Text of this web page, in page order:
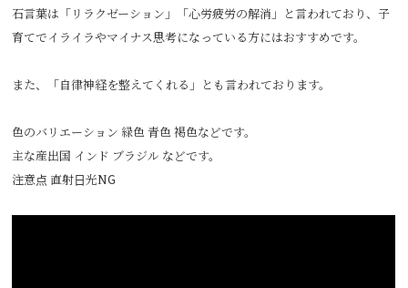
石言葉は「リラクゼーション」「心労疲労の解消」と言われており、子
育てでイライラやマイナス思考になっている方にはおすすめです。
また、「自律神経を整えてくれる」とも言われております。
色のバリエーション 緑色 青色 褐色などです。
主な産出国 インド ブラジル などです。
注意点 直射日光NG